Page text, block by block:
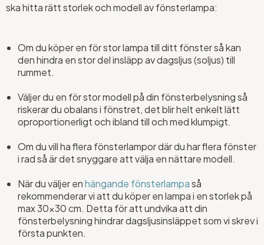
ska hitta rätt storlek och modell av fönsterlampa:
Om du köper en för stor lampa till ditt fönster så kan
den hindra en stor del insläpp av dagsljus (soljus) till
rummet.
Väljer du en för stor modell på din fönsterbelysning så
riskerar du obalans i fönstret, det blir helt enkelt lätt
oproportionerligt och ibland till och med klumpigt.
Om du vill ha flera fönsterlampor där du har flera fönster
i rad så är det snyggare att välja en nättare modell.
När du väljer enhängande fönsterlampaså
rekommenderar vi att du köper en lampa i en storlek på
max 30x30 cm. Detta för att undvika att din
fönsterbelysning hindrar dagsljusinsläppet som vi skrev i
första punkten.